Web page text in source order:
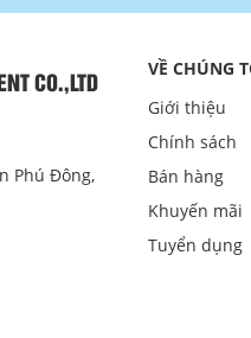
CO.,LTD
Phú Đông,
VỀ CHÚNG
Giới thiệu
Chính sách
Bán hàng
Khuyến mãi
Tuyển dụng